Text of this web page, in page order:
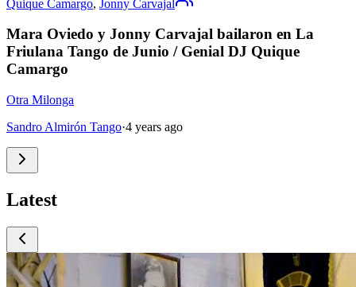
Quique Camargo, Jonny Carvajal
Mara Oviedo y Jonny Carvajal bailaron en La
Friulana Tango de Junio / Genial DJ Quique
Camargo
Otra Milonga
Sandro Almirón Tango·4 years ago
Latest